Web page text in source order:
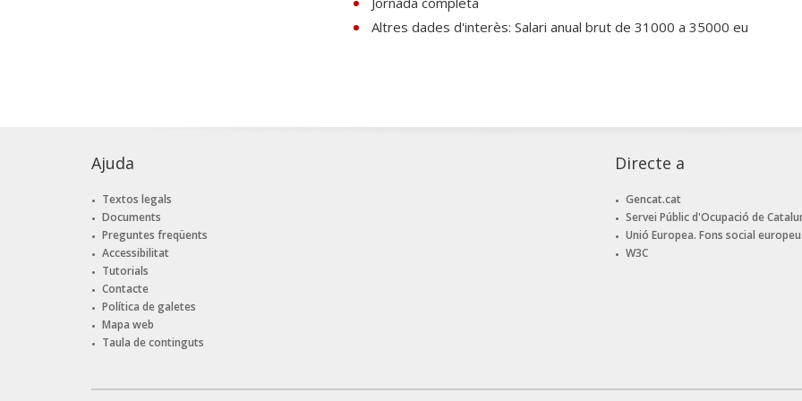
Altres dades d'interès: Salari anual brut de 31000 a 35000 eu
Ajuda
Textos legals
Documents
Preguntes freqüents
Accessibilitat
Tutorials
Contacte
Política de galetes
Mapa web
Taula de continguts
Directe a
Gencat.cat
Servei Públic d'Ocupació de
Unió Europea. Fons social europeu.
W3C